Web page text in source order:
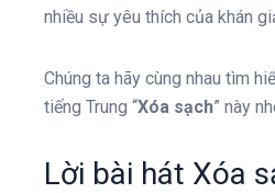
nhiều sự yêu thích của khán
Chúng ta hãy cùng nhau tìm
tiếng Trung “Xóa sạch” này
Lời bài hát Xóa